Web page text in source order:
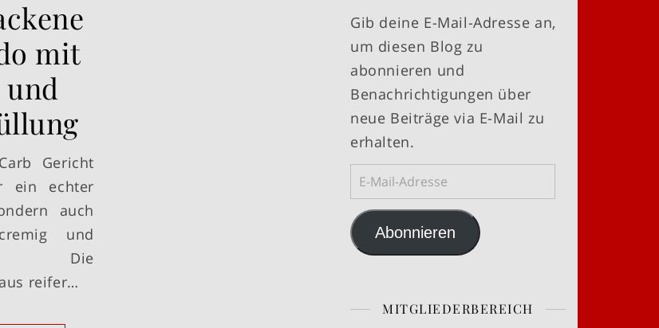
mit
und
Gericht
ein echter
auch
und
Die
reifer…
Gib deine E-Mail-Adresse an,
um diesen Blog zu
abonnieren und
Benachrichtigungen über
neue Beiträge via E-Mail zu
erhalten.
E-Mail-Adresse
Abonnieren
MITGLIEDERBEREICH